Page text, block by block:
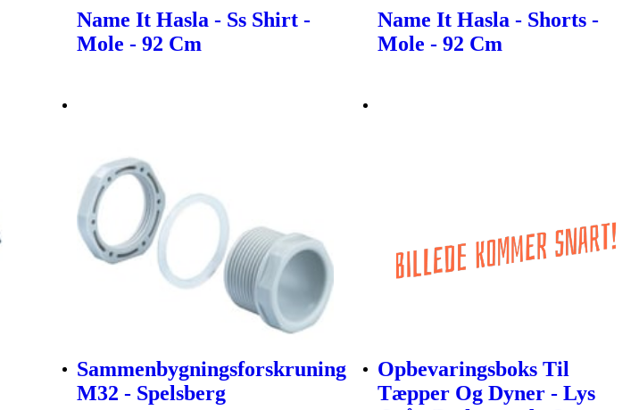
Name It Hasla - Ss Shirt -
Mole - 92 Cm
Name It Hasla - Shorts -
Mole - 92 Cm
Sammenbygningsforskruning
M32 - Spelsberg
Opbevaringsboks Til
Tæpper Og Dyner - Lys